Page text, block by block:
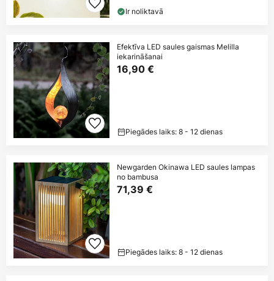
Ir noliktavā
Efektīva LED saules gaismas Melilla
iekarināšanai
16,90 €
Piegādes laiks: 8 - 12 dienas
Newgarden Okinawa LED saules lampas
no bambusa
71,39 €
Piegādes laiks: 8 - 12 dienas